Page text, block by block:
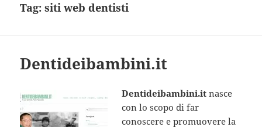
Tag:siti web dentisti
Dentideibambini.it
Dentideibambini.it nasce
con lo scopo di far
conoscere e promuovere la